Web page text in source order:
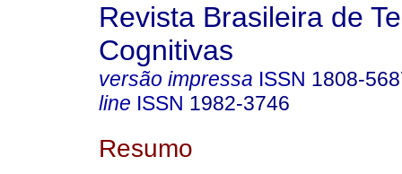
Revista Brasileira de
Cognitivas
versão impressa ISSN 1808-
line ISSN 1982-3746
Resumo